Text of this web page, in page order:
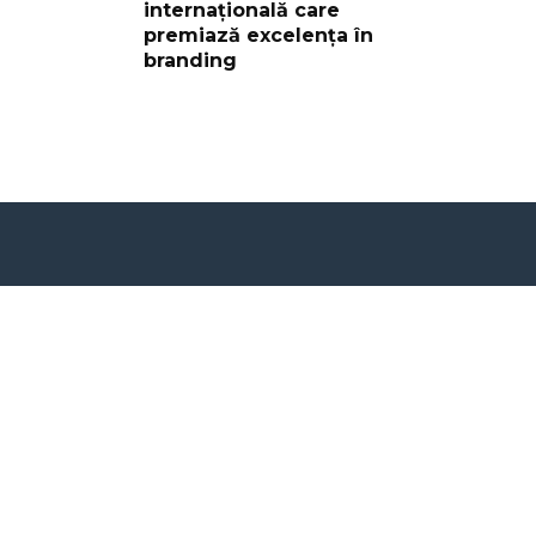
internațională care
premiază excelența în
branding